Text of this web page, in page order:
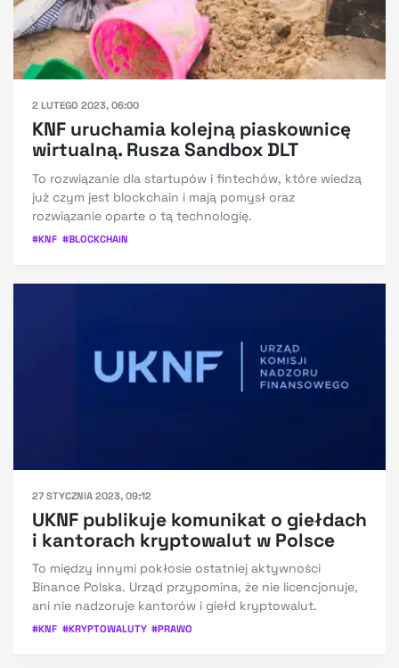
2 LUTEGO 2023, 06:00
KNF uruchamia kolejną piaskownicę
wirtualną. Rusza Sandbox DLT
To rozwiązanie dla startupów i fintechów, które wiedzą
już czym jest blockchain i mają pomysł oraz
rozwiązanie oparte o tą technologię.
#KNF #BLOCKCHAIN
27 STYCZNIA 2023, 09:12
UKNF publikuje komunikat o giełdach
i kantorach kryptowalut w Polsce
To między innymi pokłosie ostatniej aktywności
Binance Polska. Urząd przypomina, że nie licencjonuje,
ani nie nadzoruje kantorów i giełd kryptowalut.
#KNF #KRYPTOWALUTY #PRAWO